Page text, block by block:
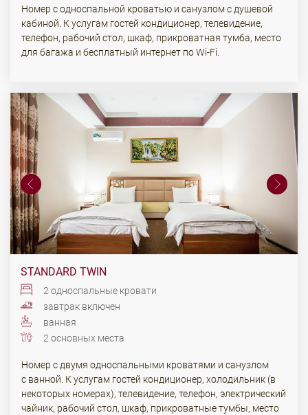
Номер с односпальной кроватью и санузлом с душевой
кабиной. К услугам гостей кондиционер, телевидение,
телефон, рабочий стол, шкаф, прикроватная тумба, место
для багажа и бесплатный интернет по Wi-Fi.
STANDARD TWIN
2 односпальные кровати
завтрак включен
ванная
2 основных места
Номер с двумя односпальными кроватями и санузлом
с ванной. К услугам гостей кондиционер, холодильник (в
некоторых номерах), телевидение, телефон, электрический
чайник, рабочий стол, шкаф, прикроватные тумбы, место